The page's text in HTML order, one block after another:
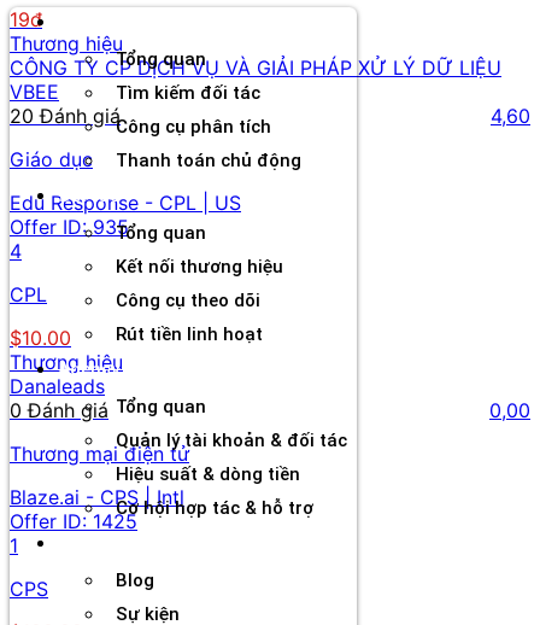
Tổng quan
Tìm kiếm đối tác
Công cụ phân tích
Thanh toán chủ động
Đối tác
Tổng quan
Kết nối thương hiệu
Công cụ theo dõi
Rút tiền linh hoạt
Agency
Tổng quan
Quản lý tài khoản & đối tác
Hiệu suất & dòng tiền
Cơ hội hợp tác & hỗ trợ
Blog
Sự kiện
19đ
Thương hiệu
CÔNG TY CP DỊCH VỤ VÀ GIẢI PHÁP XỬ LÝ DỮ LIỆU
VBEE
20 Đánh giá
4,60
Giáo dục
Edu Response - CPL | US
Offer ID: 935
4
CPL
$10.00
Thương hiệu
Danaleads
0 Đánh giá
0,00
Thương mại điện tử
Blaze.ai - CPS | Intl
Offer ID: 1425
1
CPS